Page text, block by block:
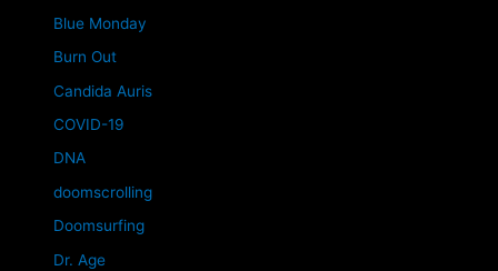
Blue Monday
Burn Out
Candida Auris
COVID-19
DNA
doomscrolling
Doomsurfing
Dr. Age